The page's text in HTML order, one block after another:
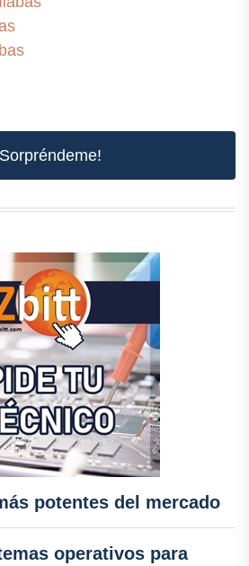
potentes del mercado
operativos para